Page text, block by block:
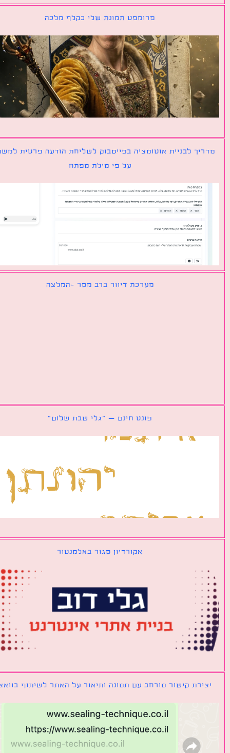
פרומפט תמונת שלי כקלף מלכה
לבניית אוטומציה בפייסבוק לשליחת הודעה פרטית למשתמש
על פי מילת מפתח
מערכת דיוור ברב מסר -המלצה
פונט חינם – ״גלי שבת שלום״
אקורדיון סגור באלמנטור
קישור מורחב עם תמונה ותיאור על האתר לשיתוף בוואצאפ